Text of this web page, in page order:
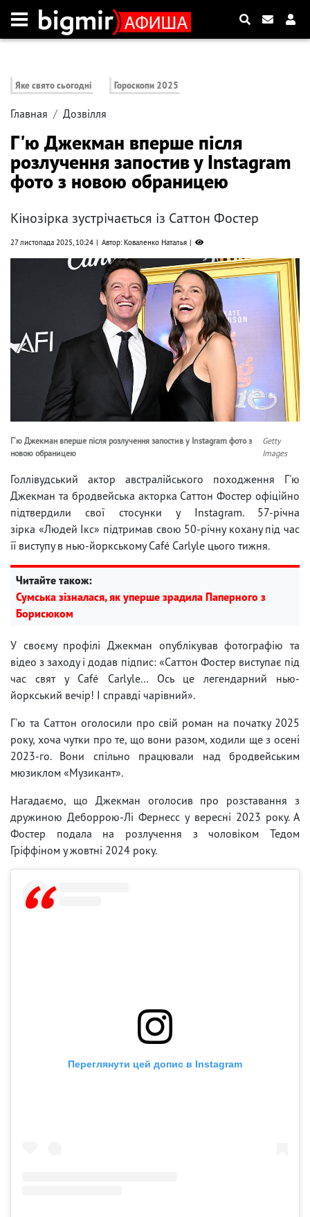
Яке свято сьогодні Гороскопи 2025
Главная Дозвілля
Г'ю Джекман вперше після
розлучення запостив у Instagram
фото з новою обраницею
Кінозірка зустрічається із Саттон Фостер
27 листопада 2025, 10:24 Автор: Коваленко Наталья
Г'ю Джекман вперше після розлучення запостив у Instagram фото з
новою обраницею
Getty
Images
Голлівудський актор австралійського походження Г'ю
Джекман та бродвейська акторка Саттон Фостер офіційно
підтвердили свої стосунки у Instagram. 57-річна
зірка «Людей Ікс» підтримав свою 50-річну кохану під час
її виступу в нью-йоркському Café Carlyle цього тижня.
Читайте також:
Сумська зізналася, як уперше зрадила Паперного з
Борисюком
У своєму профілі Джекман опублікував фотографію та
відео з заходу і додав підпис: «Саттон Фостер виступає під
час свят у Café Carlyle… Ось це легендарний нью-
йоркський вечір! І справді чарівний».
Г'ю та Саттон оголосили про свій роман на початку 2025
року, хоча чутки про те, що вони разом, ходили ще з осені
2023-го. Вони спільно працювали над бродвейським
мюзиклом «Музикант».
Нагадаємо, що Джекман оголосив про розставання з
дружиною Деборрою-Лі Фернесс у вересні 2023 року. А
Фостер подала на розлучення з чоловіком Тедом
Гріффіном у жовтні 2024 року.
Переглянути цей допис в Instagram